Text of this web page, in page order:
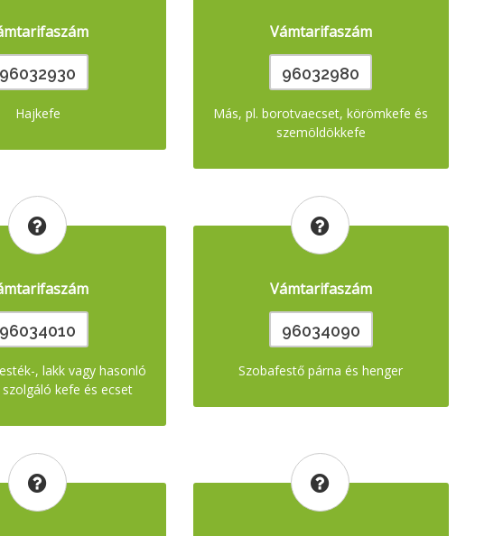
96032930
Hajkefe
Vámtarifaszám
96032980
Más, pl. borotvaecset, körömkefe és
szemöldökkefe
96034010
, lakk vagy hasonló
kefe és ecset
Vámtarifaszám
96034090
Szobafestő párna és henger